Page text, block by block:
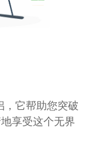
它帮助您突破
享受这个无界